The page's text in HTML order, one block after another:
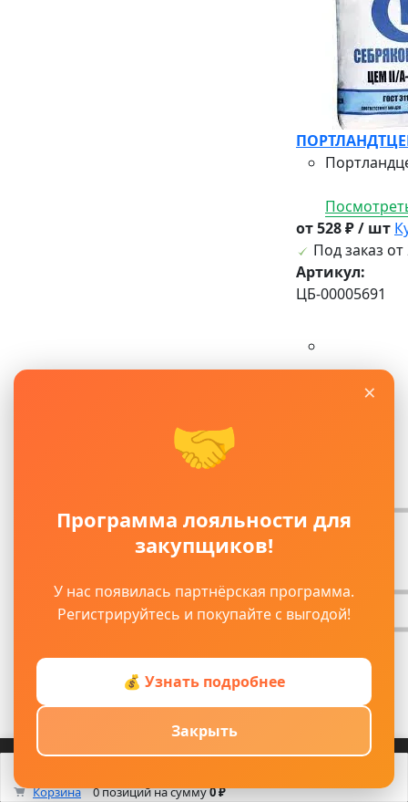
от 528 ₽ / шт
Под заказ от
Артикул:
ЦБ-00005691
×
🤝
Программа лояльности для
закупщиков!
У нас появилась партнёрская программа.
Регистрируйтесь и покупайте с выгодой!
💰 Узнать подробнее
Закрыть
Корзина 0 позицийна сумму0 ₽
Каталог Смотрели Max/TG
Корзина
0